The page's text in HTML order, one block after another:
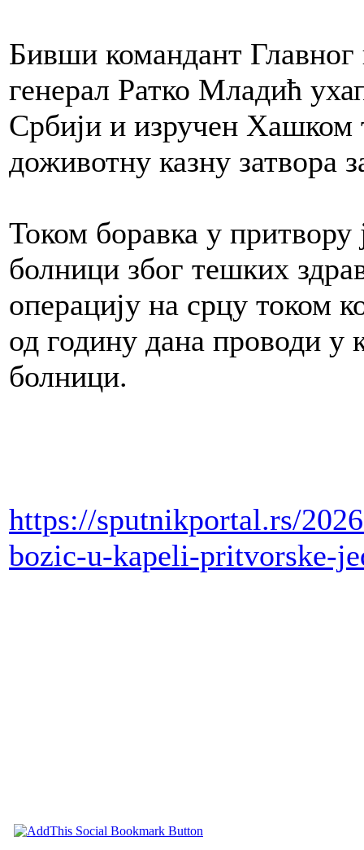
Бивши командант Главног
генерал Ратко Младић
Србији и изручен Хашком
доживотну казну затвора
Током боравка у
болници због тешких
операцију на срцу током
од годину дана проводи у
болници.
https://sputnikportal.rs/
bozic-u-kapeli-pritvorske-